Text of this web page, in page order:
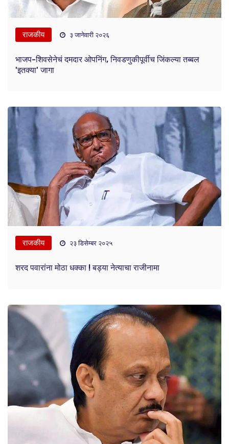
राजकीय ३ जानेवारी २०२६
भाजप-शिवसेनेचं दमदार ओपनिंग, निवडणुकीपूर्वीच जिंकल्या तब्बल
'इतक्या' जागा
राजकीय २३ डिसेम्बर २०२५
शरद पवारांना मोठा धक्का ! बड्या नेत्याचा राजीनामा